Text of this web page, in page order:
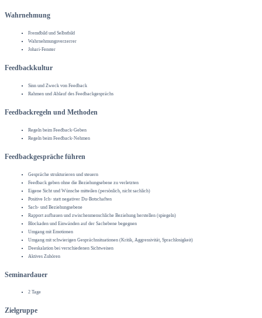
Wahrnehmung
Fremdbild und Selbstbild
Wahrnehmungsverzerrer
Johari-Fenster
Feedbackkultur
Sinn und Zweck von Feedback
Rahmen und Ablauf des Feedbackgesprächs
Feedbackregeln und Methoden
Regeln beim Feedback-Geben
Regeln beim Feedback-Nehmen
Feedbackgespräche führen
Gespräche strukturieren und steuern
Feedback geben ohne die Beziehungsebene zu verletzten
Eigene Sicht und Wünsche mitteilen (persönlich, nicht sachlich)
Positive Ich- statt negativer Du-Botschaften
Sach- und Beziehungsebene
Rapport aufbauen und zwischenmenschliche Beziehung herstellen (spiegeln)
Blockaden und Einwänden auf der Sachebene begegnen
Umgang mit Emotionen
Umgang mit schwierigen Gesprächssituationen (Kritik, Aggressivität, Sprachlosigkeit)
Deeskalation bei verschiedenen Sichtweisen
Aktives Zuhören
Seminardauer
2 Tage
Zielgruppe